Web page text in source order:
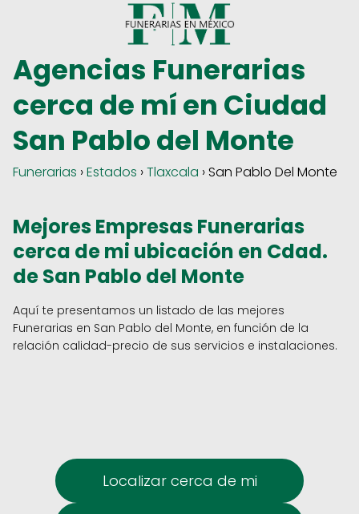
Agencias Funerarias
cerca de mí en Ciudad
San Pablo del Monte
Funerarias ›Estados ›Tlaxcala › San Pablo Del Monte
Mejores Empresas Funerarias
cerca de mi ubicación en Cdad.
de San Pablo del Monte
Aquí te presentamos un listado de las mejores
Funerarias en San Pablo del Monte, en función de la
relación calidad-precio de sus servicios e instalaciones.
Localizar cerca de mi